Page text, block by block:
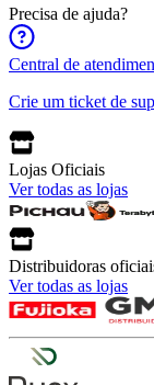
Precisa de ajuda?
Central de
Crie um ticket de
Lojas Oficiais
Ver todas as lojas
Distribuidoras
Ver todas as lojas